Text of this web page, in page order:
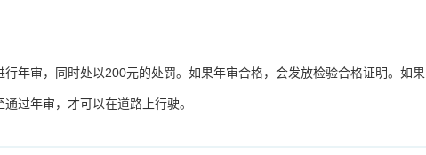
年审，同时处以200元的处罚。如果年审合格，会发放检验合格证明。如果
过年审，才可以在道路上行驶。